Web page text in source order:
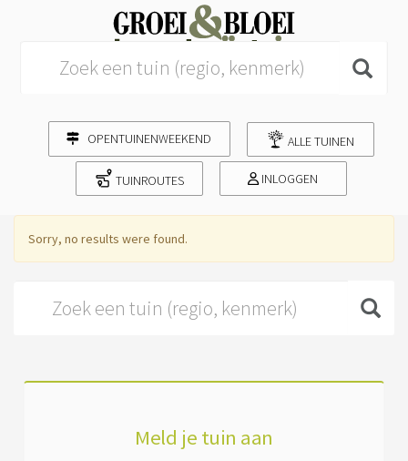
OPENTUINENWEEKEND ALLE TUINEN
TUINROUTES INLOGGEN
Sorry, no results were found.
Meld je tuin aan